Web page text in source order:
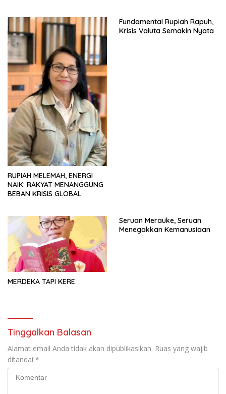
RUPIAH MELEMAH, ENERGI
NAIK: RAKYAT MENANGGUNG
BEBAN KRISIS GLOBAL
Fundamental Rupiah Rapuh,
Krisis Valuta Semakin Nyata
MERDEKA TAPI KERE
Seruan Merauke, Seruan
Menegakkan Kemanusiaan
Tinggalkan Balasan
Alamat email Anda tidak akan dipublikasikan. Ruas yang wajib
ditandai *